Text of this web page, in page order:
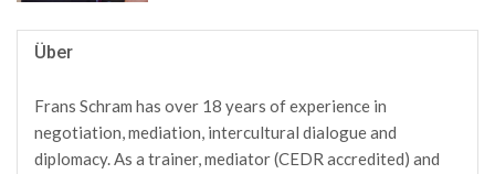
Über
Frans Schram has over 18 years of experience in
negotiation, mediation, intercultural dialogue and
diplomacy. As a trainer, mediator (CEDR accredited) and